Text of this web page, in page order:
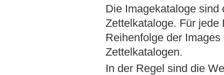
Die Imagekataloge sind
Zettelkataloge. Für
Reihenfolge der
Zettelkatalogen.
In der Regel sind die